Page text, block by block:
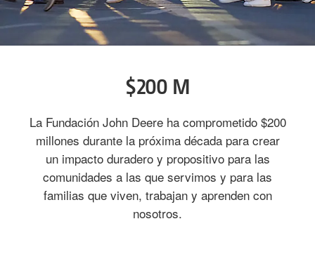
$200 M
La Fundación John Deere ha comprometido $200
millones durante la próxima década para crear
un impacto duradero y propositivo para las
comunidades a las que servimos y para las
familias que viven, trabajan y aprenden con
nosotros.